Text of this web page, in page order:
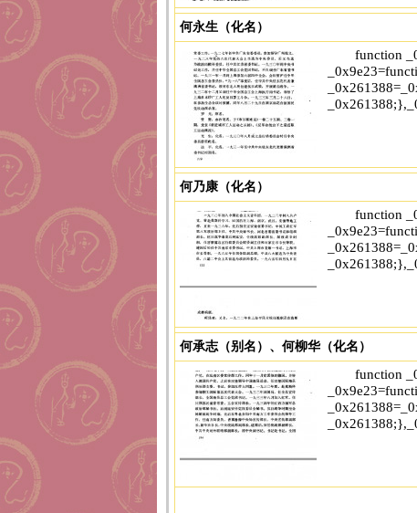
......[点击阅读详情]
何永生（化名）
function
......[点击阅读详情]
何乃康（化名）
function
......[点击阅读详情]
何承志（别名）、何柳华（化名）
function